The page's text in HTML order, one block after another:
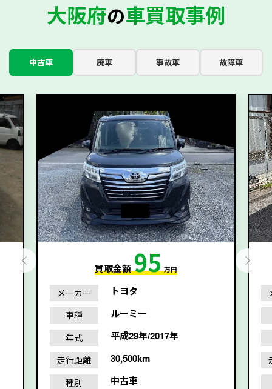
大阪府の車買取事例
中古車 廃車 事故車 故障車
買取金額95 万円
メーカー トヨタ
車種 ルーミー
年式 平成29年/2017年
走行距離 30,500km
種別 中古車